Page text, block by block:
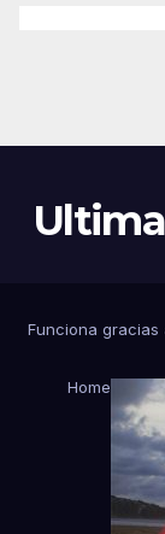
Funciona gracias
Home